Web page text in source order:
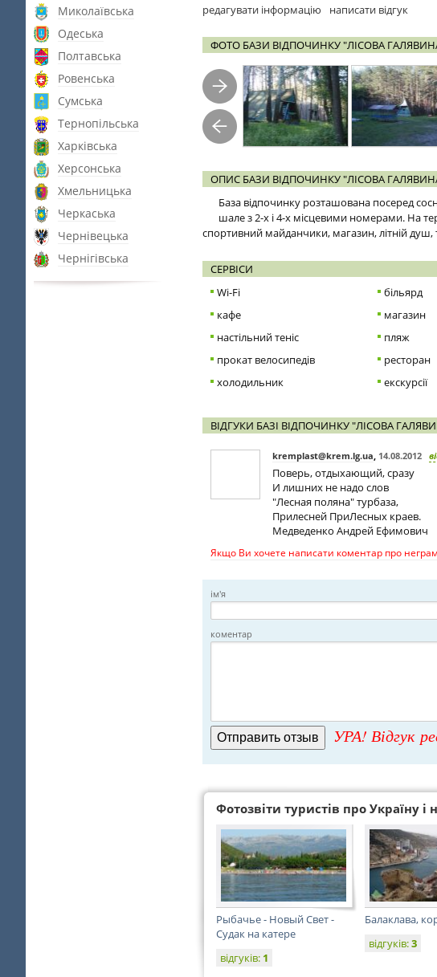
Миколаївська
Одеська
Полтавська
Ровенська
Сумська
Тернопільська
Харківська
Херсонська
Хмельницька
Черкаська
Чернівецька
Чернігівська
редагувати інформацію написати відгук
ФОТО БАЗИ ВІДПОЧИНКУ "ЛІСОВА
ОПИС БАЗИ ВІДПОЧИНКУ "ЛІСОВА
База відпочинку розташована посеред
шале з 2-х і 4-х місцевими номерами. На
спортивний майданчики, магазин, літній душ,
СЕРВІСИ
Wi-Fi
більярд
кафе
магазин
настільний теніс
пляж
прокат велосипедів
ресторан
холодильник
екскурсії
ВІДГУКИ БАЗІ ВІДПОЧИНКУ "ЛІСОВА
kremplast@krem.lg.ua, 14.08.2012
Поверь, отдыхающий, сразу
И лишних не надо слов
"Лесная поляна" турбаза,
Прилесней ПриЛесных краев.
Медведенко Андрей Ефимович
Якщо Ви хочете написати коментар про
ім'я
коментар
УРА! Відгук
Фотозвіти туристів про Україну і
Рыбачье - Новый Свет -
Судак на катере
відгуків: 1
Балаклава,
відгуків:3